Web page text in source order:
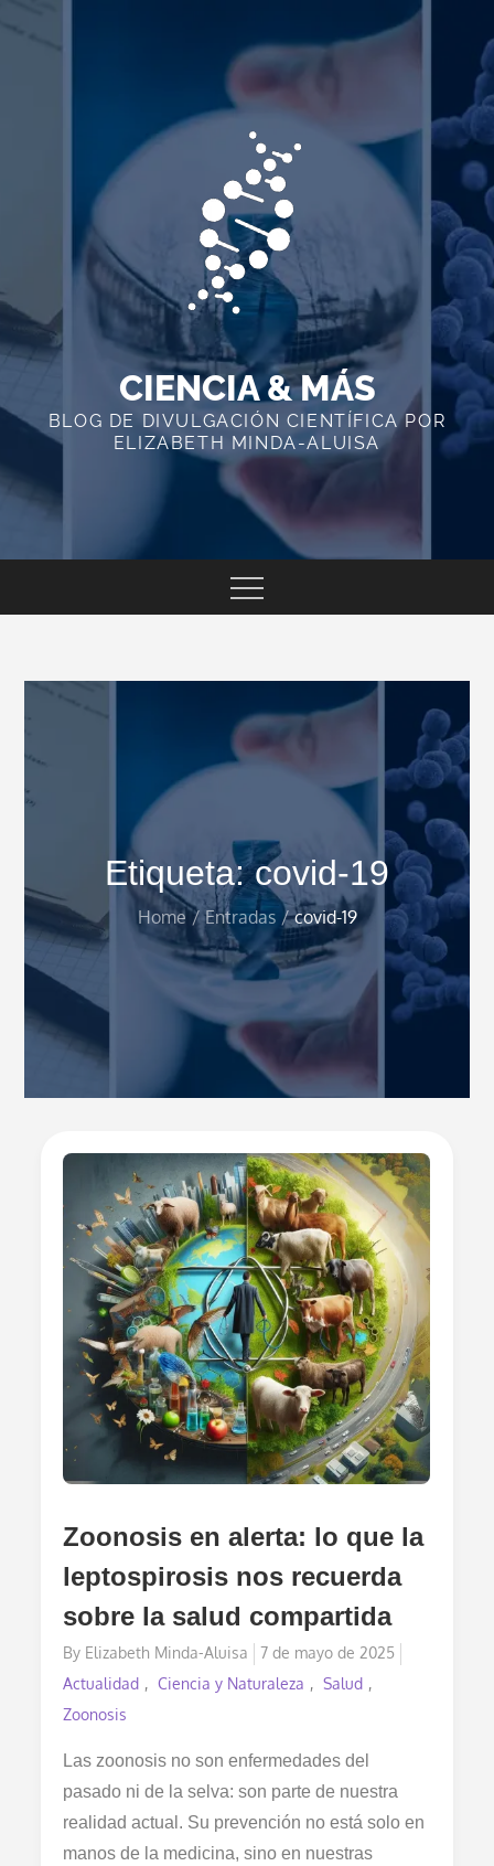
CIENCIA & MÁS
BLOG DE DIVULGACIÓN CIENTÍFICA POR
ELIZABETH MINDA-ALUISA
Etiqueta:covid-19
Home Entradas covid-19
Zoonosis en alerta: lo que la
leptospirosis nos recuerda
sobre la salud compartida
By Elizabeth Minda-Aluisa
Posted
on
7 de mayo de 2025
Actualidad
Ciencia y Naturaleza
Salud
Zoonosis
Las zoonosis no son enfermedades del
pasado ni de la selva: son parte de nuestra
realidad actual. Su prevención no está solo en
manos de la medicina, sino en nuestras